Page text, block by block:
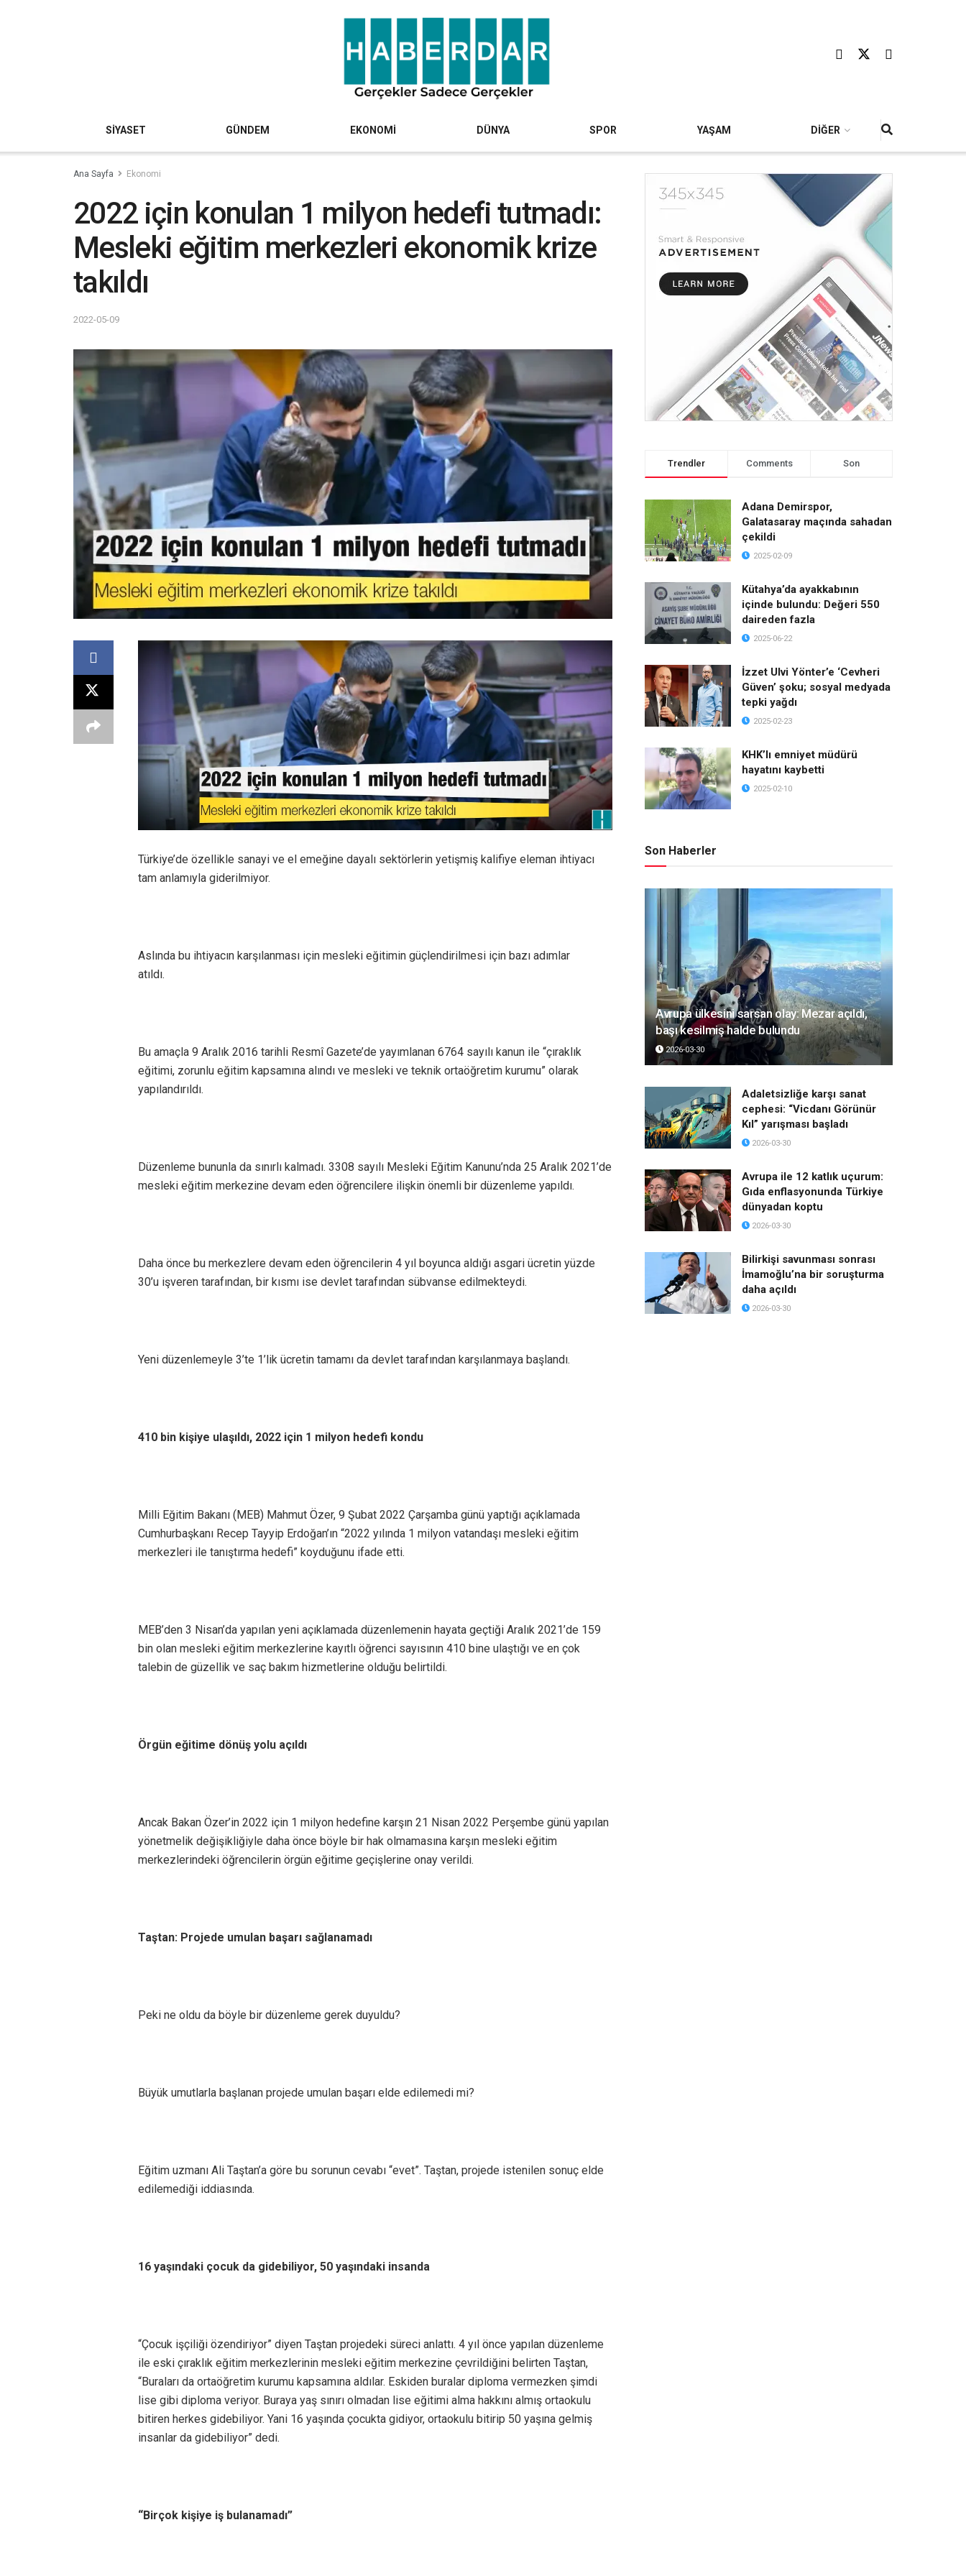
SİYASET GÜNDEM EKONOMİ DÜNYA SPOR YAŞAM DİĞER
Ana Sayfa Ekonomi
2022 için konulan 1 milyon hedefi tutmadı:
Mesleki eğitim merkezleri ekonomik krize
takıldı
2022-05-09
Türkiye’de özellikle sanayi ve el emeğine dayalı sektörlerin yetişmiş kalifiye eleman ihtiyacı
tam anlamıyla giderilmiyor.
Aslında bu ihtiyacın karşılanması için mesleki eğitimin güçlendirilmesi için bazı adımlar
atıldı.
Bu amaçla 9 Aralık 2016 tarihli Resmî Gazete’de yayımlanan 6764 sayılı kanun ile “çıraklık
eğitimi, zorunlu eğitim kapsamına alındı ve mesleki ve teknik ortaöğretim kurumu” olarak
yapılandırıldı.
Düzenleme bununla da sınırlı kalmadı. 3308 sayılı Mesleki Eğitim Kanunu’nda 25 Aralık 2021’de
mesleki eğitim merkezine devam eden öğrencilere ilişkin önemli bir düzenleme yapıldı.
Daha önce bu merkezlere devam eden öğrencilerin 4 yıl boyunca aldığı asgari ücretin yüzde
30’u işveren tarafından, bir kısmı ise devlet tarafından sübvanse edilmekteydi.
Yeni düzenlemeyle 3’te 1’lik ücretin tamamı da devlet tarafından karşılanmaya başlandı.
410 bin kişiye ulaşıldı, 2022 için 1 milyon hedefi kondu
Milli Eğitim Bakanı (MEB) Mahmut Özer, 9 Şubat 2022 Çarşamba günü yaptığı açıklamada
Cumhurbaşkanı Recep Tayyip Erdoğan’ın “2022 yılında 1 milyon vatandaşı mesleki eğitim
merkezleri ile tanıştırma hedefi” koyduğunu ifade etti.
MEB’den 3 Nisan’da yapılan yeni açıklamada düzenlemenin hayata geçtiği Aralık 2021’de 159
bin olan mesleki eğitim merkezlerine kayıtlı öğrenci sayısının 410 bine ulaştığı ve en çok
talebin de güzellik ve saç bakım hizmetlerine olduğu belirtildi.
Örgün eğitime dönüş yolu açıldı
Ancak Bakan Özer’in 2022 için 1 milyon hedefine karşın 21 Nisan 2022 Perşembe günü yapılan
yönetmelik değişikliğiyle daha önce böyle bir hak olmamasına karşın mesleki eğitim
merkezlerindeki öğrencilerin örgün eğitime geçişlerine onay verildi.
Taştan: Projede umulan başarı sağlanamadı
Peki ne oldu da böyle bir düzenleme gerek duyuldu?
Büyük umutlarla başlanan projede umulan başarı elde edilemedi mi?
Eğitim uzmanı Ali Taştan’a göre bu sorunun cevabı “evet”. Taştan, projede istenilen sonuç elde
edilemediği iddiasında.
16 yaşındaki çocuk da gidebiliyor, 50 yaşındaki insanda
“Çocuk işçiliği özendiriyor” diyen Taştan projedeki süreci anlattı. 4 yıl önce yapılan düzenleme
ile eski çıraklık eğitim merkezlerinin mesleki eğitim merkezine çevrildiğini belirten Taştan,
“Buraları da ortaöğretim kurumu kapsamına aldılar. Eskiden buralar diploma vermezken şimdi
lise gibi diploma veriyor. Buraya yaş sınırı olmadan lise eğitimi alma hakkını almış ortaokulu
bitiren herkes gidebiliyor. Yani 16 yaşında çocukta gidiyor, ortaokulu bitirip 50 yaşına gelmiş
insanlar da gidebiliyor” dedi.
“Birçok kişiye iş bulanamadı”
Trendler Comments Son
Adana Demirspor,
Galatasaray maçında sahadan
çekildi
2025-02-09
Kütahya’da ayakkabının
içinde bulundu: Değeri 550
daireden fazla
2025-06-22
İzzet Ulvi Yönter’e ‘Cevheri
Güven’ şoku; sosyal medyada
tepki yağdı
2025-02-23
KHK’lı emniyet müdürü
hayatını kaybetti
2025-02-10
Son Haberler
Avrupa ülkesini sarsan olay: Mezar açıldı,
başı kesilmiş halde bulundu
2026-03-30
Adaletsizliğe karşı sanat
cephesi: “Vicdanı Görünür
Kıl” yarışması başladı
2026-03-30
Avrupa ile 12 katlık uçurum:
Gıda enflasyonunda Türkiye
dünyadan koptu
2026-03-30
Bilirkişi savunması sonrası
İmamoğlu’na bir soruşturma
daha açıldı
2026-03-30